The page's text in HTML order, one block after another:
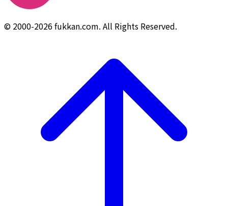
© 2000-2026 fukkan.com. All Rights Reserved.